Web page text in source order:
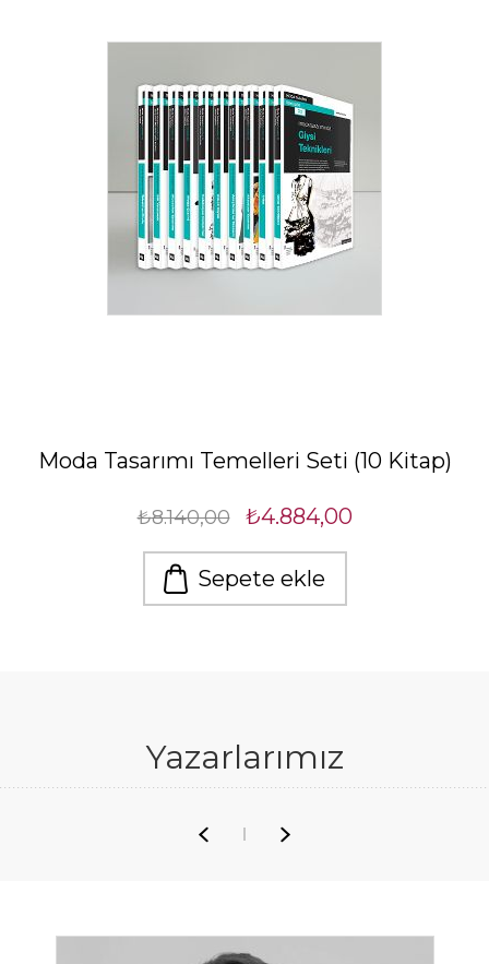
Moda Tasarımı Temelleri Seti (10 Kitap)
₺8.140,00 ₺4.884,00
Sepete ekle
Yazarlarımız